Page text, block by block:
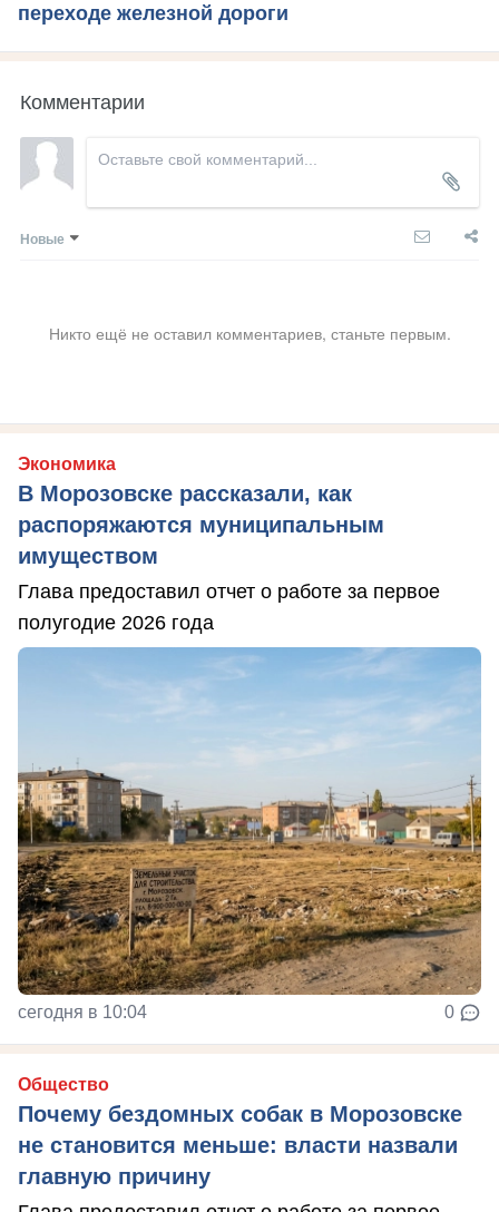
переходе железной дороги
Комментарии
Новые
Никто ещё не оставил комментариев, станьте первым.
Экономика
В Морозовске рассказали, как
распоряжаются муниципальным
имуществом
Глава предоставил отчет о работе за первое
полугодие 2026 года
сегодня в 10:04 0
Общество
Почему бездомных собак в Морозовске
не становится меньше: власти назвали
главную причину